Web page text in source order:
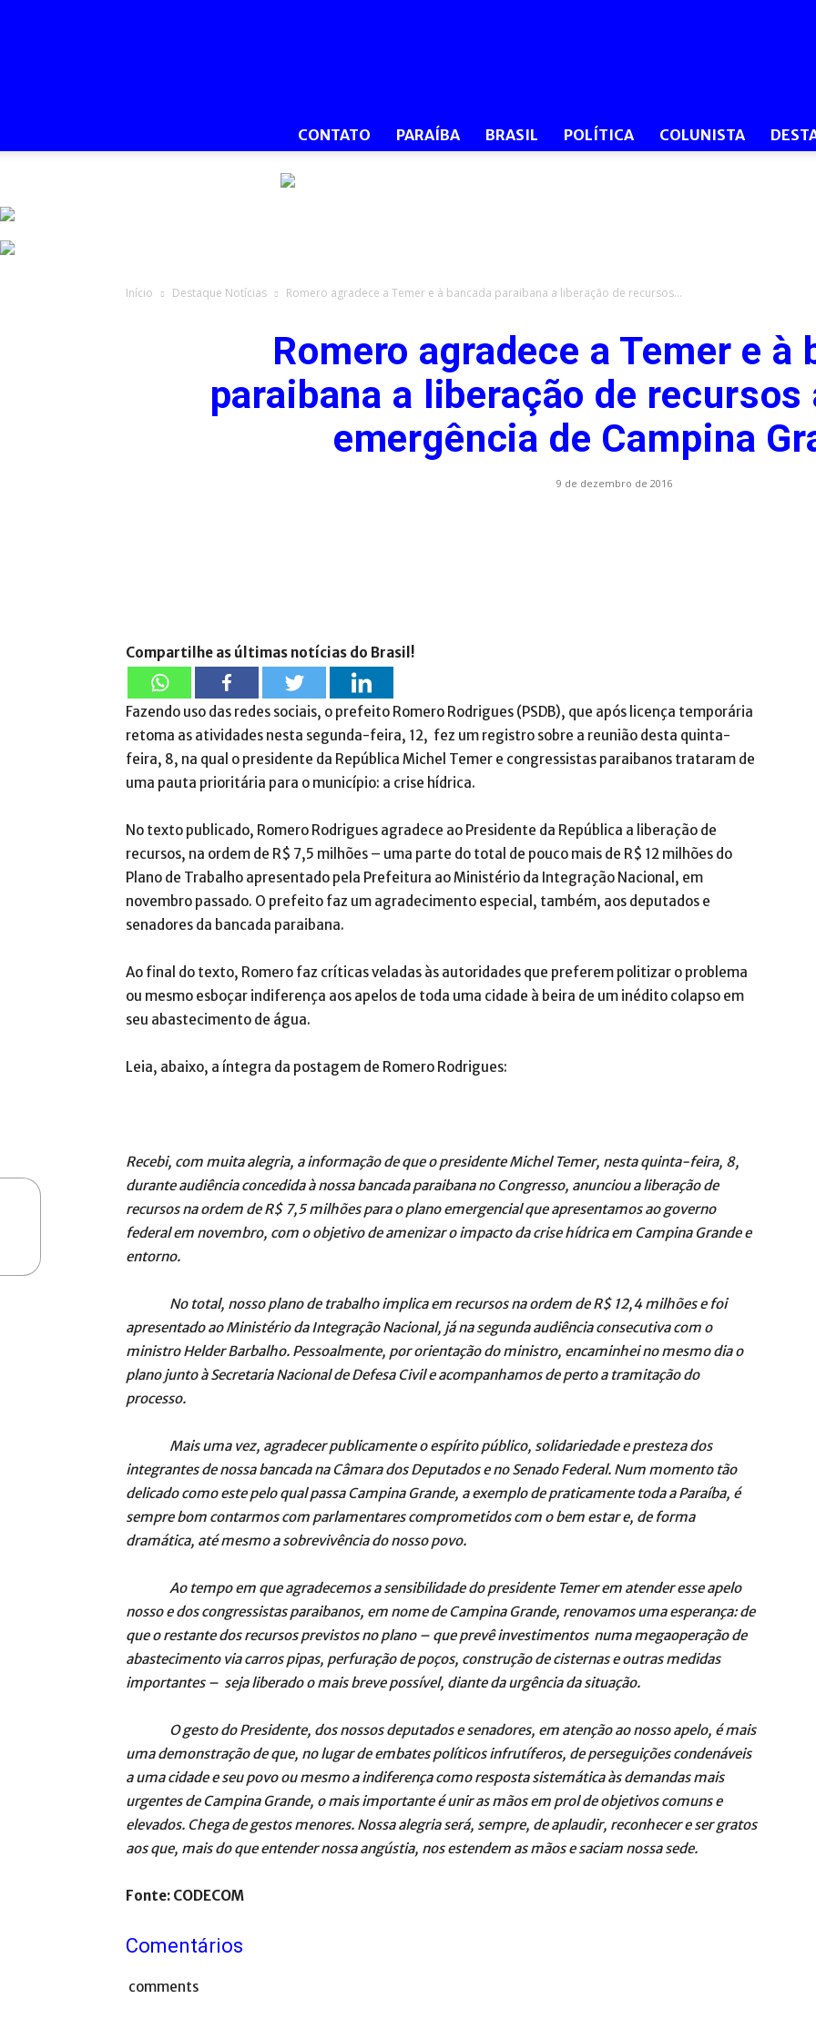
CONTATO PARAÍBA BRASIL POLÍTICA COLUNISTA
Início Destaque Notícias Romero agradece a Temer e à bancada paraibana a liberação de recursos...
Romero agradece a Temer e à
paraibana a liberação de recursos
emergência de Campina
9 de dezembro de 2016
Compartilhe as últimas notícias do Brasil!
Fazendo uso das redes sociais, o prefeito Romero Rodrigues (PSDB), que após licença temporária
retoma as atividades nesta segunda-feira, 12, fez um registro sobre a reunião desta quinta-
feira, 8, na qual o presidente da República Michel Temer e congressistas paraibanos trataram de
uma pauta prioritária para o município: a crise hídrica.
No texto publicado, Romero Rodrigues agradece ao Presidente da República a liberação de
recursos, na ordem de R$ 7,5 milhões – uma parte do total de pouco mais de R$ 12 milhões do
Plano de Trabalho apresentado pela Prefeitura ao Ministério da Integração Nacional, em
novembro passado. O prefeito faz um agradecimento especial, também, aos deputados e
senadores da bancada paraibana.
Ao final do texto, Romero faz críticas veladas às autoridades que preferem politizar o problema
ou mesmo esboçar indiferença aos apelos de toda uma cidade à beira de um inédito colapso em
seu abastecimento de água.
Leia, abaixo, a íntegra da postagem de Romero Rodrigues:
Recebi, com muita alegria, a informação de que o presidente Michel Temer, nesta quinta-feira, 8,
durante audiência concedida à nossa bancada paraibana no Congresso, anunciou a liberação de
recursos na ordem de R$ 7,5 milhões para o plano emergencial que apresentamos ao governo
federal em novembro, com o objetivo de amenizar o impacto da crise hídrica em Campina Grande e
entorno.
No total, nosso plano de trabalho implica em recursos na ordem de R$ 12,4 milhões e foi
apresentado ao Ministério da Integração Nacional, já na segunda audiência consecutiva com o
ministro Helder Barbalho. Pessoalmente, por orientação do ministro, encaminhei no mesmo dia o
plano junto à Secretaria Nacional de Defesa Civil e acompanhamos de perto a tramitação do
processo.
Mais uma vez, agradecer publicamente o espírito público, solidariedade e presteza dos
integrantes de nossa bancada na Câmara dos Deputados e no Senado Federal. Num momento tão
delicado como este pelo qual passa Campina Grande, a exemplo de praticamente toda a Paraíba, é
sempre bom contarmos com parlamentares comprometidos com o bem estar e, de forma
dramática, até mesmo a sobrevivência do nosso povo.
Ao tempo em que agradecemos a sensibilidade do presidente Temer em atender esse apelo
nosso e dos congressistas paraibanos, em nome de Campina Grande, renovamos uma esperança: de
que o restante dos recursos previstos no plano – que prevê investimentos numa megaoperação de
abastecimento via carros pipas, perfuração de poços, construção de cisternas e outras medidas
importantes – seja liberado o mais breve possível, diante da urgência da situação.
O gesto do Presidente, dos nossos deputados e senadores, em atenção ao nosso apelo, é mais
uma demonstração de que, no lugar de embates políticos infrutíferos, de perseguições condenáveis
a uma cidade e seu povo ou mesmo a indiferença como resposta sistemática às demandas mais
urgentes de Campina Grande, o mais importante é unir as mãos em prol de objetivos comuns e
elevados. Chega de gestos menores. Nossa alegria será, sempre, de aplaudir, reconhecer e ser gratos
aos que, mais do que entender nossa angústia, nos estendem as mãos e saciam nossa sede.
Fonte: CODECOM
Comentários
comments